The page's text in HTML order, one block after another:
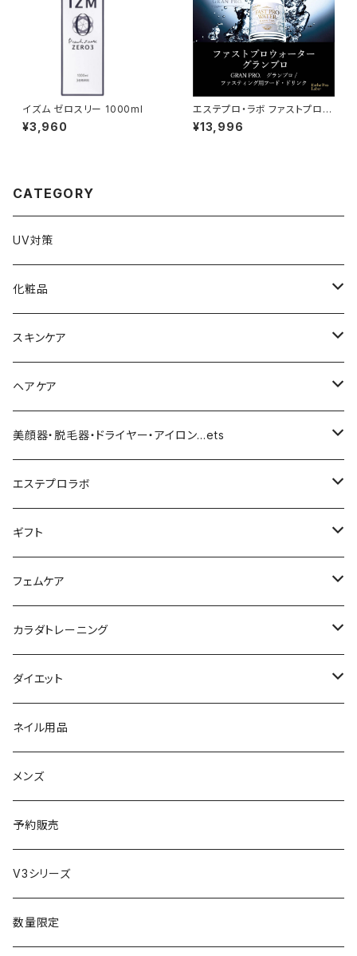
イズム ゼロスリー 1000ml
¥3,960
エステプロ・ラボ ファストプロウ
ォーター500ml×48本
¥13,996
CATEGORY
UV対策
化粧品
化粧下地
ファンデーション／パウダー
クッションファンデーション
リキッドファンデ
マスカラ／眉毛／アイシャドー
リップ／チーク
アイライナー
日焼け止め
スキンケア
導入化粧水／化粧水
美容液／アイクリーム
クリーム・乳液
クレンジング／洗顔
パック
ボディ＆ハンドクリーム
セット販売
ヘアケア
ヘアシャンプー／トリートメント
つるりんちょ
ヘアケア
スタイリング剤
育毛
コーム
美顔器・脱毛器・ドライヤー・アイロン…ets
MY TREX（マイトレックス）
KINUJO （絹女）
ヤーマン
ダイソン
リュミエリーナ
エレクトロン
ラディアント
コテ／アイロン
美顔器／スチーマー
シャワーヘッド
エステプロラボ
ファスティング
サプリ・ハーブティー
ギフト
【ギフトチケット】お店で使える
母の日ギフト
【ギフトチケット】オンラインサイトで使える
ギフトセット
フェムケア
洗う（フェミニンウォッシュ）
保湿（オイル・ミルク）
生理・ニオイ・ムレ ケア
インナーケア（乳酸菌・腸内環境サポート・更年期ケア）
カラダトレーニング
リラックスアイテム
ダイエット
サプリ
ドリンク
プロテイン
セット
グッズ
ネイル用品
メンズ
予約販売
V3シリーズ
数量限定